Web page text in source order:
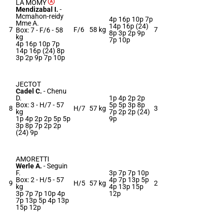
7
LA MOMY
Mendizabal I. -
Mcmahon-reidy
Mme A.
Box: 7 - F/6 - 58
kg
4p 16p 10p 7p
14p 16p (24) 8p
3p 2p 9p 7p 10p
F/6 58 kg
4p 16p 10p 7p
14p 16p (24)
8p 3p 2p 9p
7p 10p
7
8
JECTOT
Cadel C. -Chenu
D.
Box: 3 - H/7 - 57
kg
1p 4p 2p 2p 5p 5p
3p 8p 7p 2p 2p
(24) 9p
H/7 57 kg
1p 4p 2p 2p
5p 5p 3p 8p
7p 2p 2p (24)
9p
3
9
AMORETTI
Werle A. -Seguin
F.
Box: 2 - H/5 - 57
kg
3p 7p 7p 10p 4p
7p 13p 5p 4p 13p
15p 12p
H/5 57 kg
3p 7p 7p 10p
4p 7p 13p 5p
4p 13p 15p
12p
2